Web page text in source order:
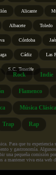
Alicante
Albacete Toledo
Córdoba
Cádiz Las
S.C. Tenerife
Rock Indie
Flamenco
Música Clásica
Trap Rap
Para que tu experiencia
y gastronomía. Algunos
una pequeña comisión por
a mantener viva esta web